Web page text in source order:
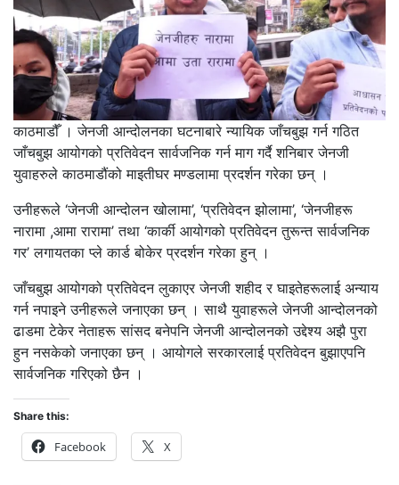
काठमाडौँ । जेनजी आन्दोलनका घटनाबारे न्यायिक जाँचबुझ गर्न गठित
जाँचबुझ आयोगको प्रतिवेदन सार्वजनिक गर्न माग गर्दै शनिबार जेनजी
युवाहरुले काठमाडौंको माइतीघर मण्डलामा प्रदर्शन गरेका छन् ।
उनीहरूले ‘जेनजी आन्दोलन खोलामा’, ‘प्रतिवेदन झोलामा’, ‘जेनजीहरू
नारामा ,आमा रारामा’ तथा ‘कार्की आयोगको प्रतिवेदन तुरून्त सार्वजनिक
गर’ लगायतका प्ले कार्ड बोकेर प्रदर्शन गरेका हुन् ।
जाँचबुझ आयोगको प्रतिवेदन लुकाएर जेनजी शहीद र घाइतेहरूलाई अन्याय
गर्न नपाइने उनीहरूले जनाएका छन् । साथै युवाहरूले जेनजी आन्दोलनको
ढाडमा टेकेर नेताहरू सांसद बनेपनि जेनजी आन्दोलनको उद्देश्य अझै पुरा
हुन नसकेको जनाएका छन् । आयोगले सरकारलाई प्रतिवेदन बुझाएपनि
सार्वजनिक गरिएको छैन ।
Share this:
Facebook X